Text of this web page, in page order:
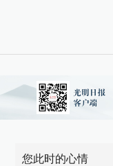
您此时的心情